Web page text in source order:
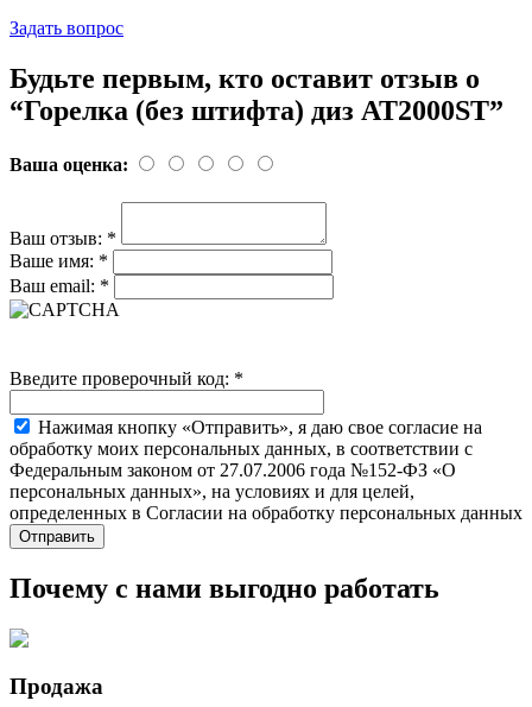
Задать вопрос
Будьте первым, кто оставит отзыв о
“Горелка (без штифта) диз AT2000ST”
Ваша оценка:
Ваш отзыв: *
Ваше имя: *
Ваш email: *
Введите проверочный код: *
Нажимая кнопку «Отправить», я даю свое согласие на
обработку моих персональных данных, в соответствии с
Федеральным законом от 27.07.2006 года №152-ФЗ «О
персональных данных», на условиях и для целей,
определенных в Согласии на обработку персональных данных
Почему с нами выгодно работать
Продажа